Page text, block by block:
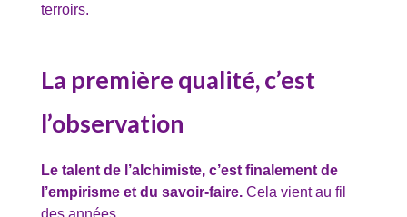
terroirs.
La première qualité, c’est
l’observation
Le talent de l’alchimiste, c’est finalement de
l’empirisme et du savoir-faire. Cela vient au fil